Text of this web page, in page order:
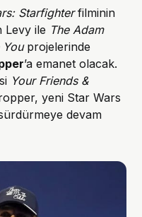
Starfighterfilminin
Levy ile The Adam
Youprojelerinde
’a emanet olacak.
Your Friends &
yeni Star Wars
devam